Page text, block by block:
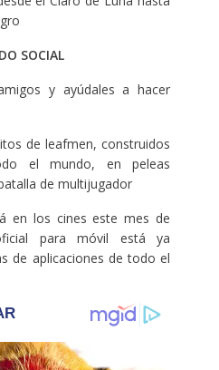
SOCIAL
y ayúdales a hacer
de leafmen, construidos
el mundo, en peleas
de multijugador
en los cines este mes de
para móvil está ya
de aplicaciones de todo el